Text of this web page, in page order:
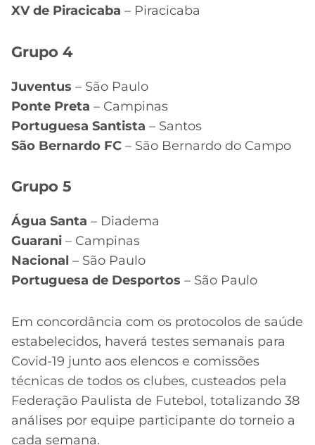
XV de Piracicaba – Piracicaba
Grupo 4
Juventus – São Paulo
Ponte Preta – Campinas
Portuguesa Santista – Santos
São Bernardo FC – São Bernardo do Campo
Grupo 5
Água Santa – Diadema
Guarani – Campinas
Nacional – São Paulo
Portuguesa de Desportos – São Paulo
Em concordância com os protocolos de saúde
estabelecidos, haverá testes semanais para
Covid-19 junto aos elencos e comissões
técnicas de todos os clubes, custeados pela
Federação Paulista de Futebol, totalizando 38
análises por equipe participante do torneio a
cada semana.